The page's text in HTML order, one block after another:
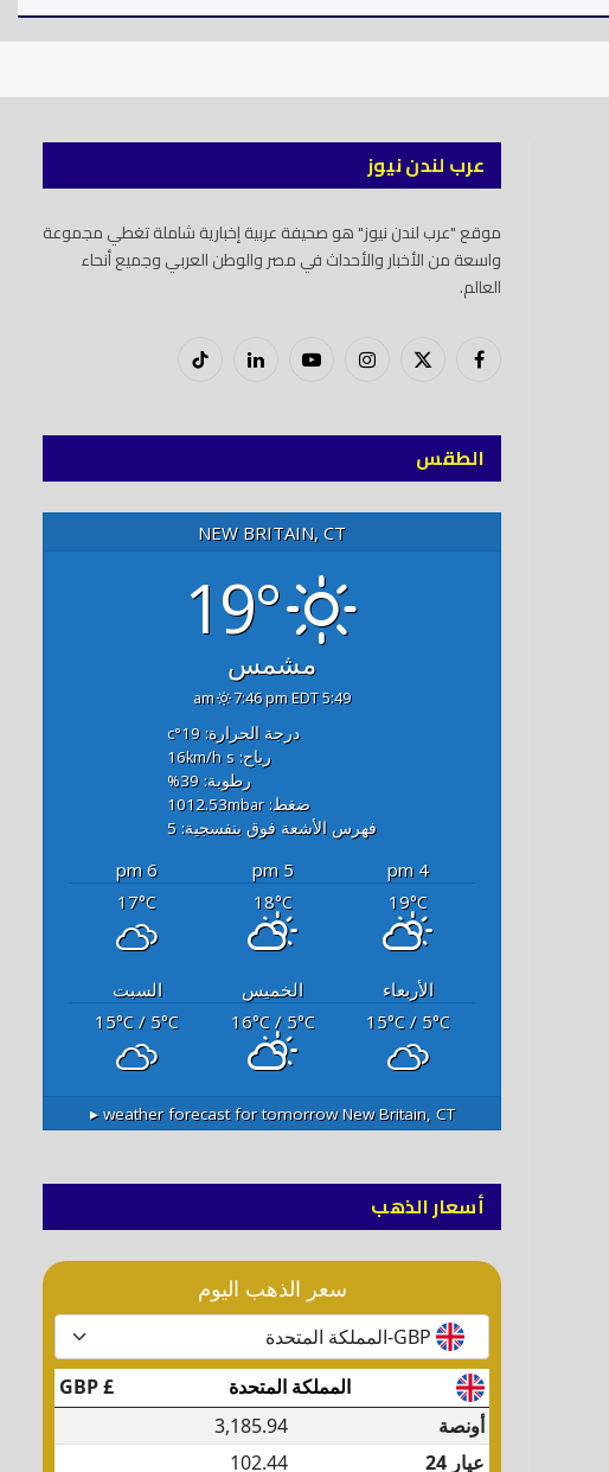
عرب لندن نيوز
موقع "عرب لندن نيوز" هو صحيفة عربية إخبارية شاملة تغطي مجموعة
واسعة من الأخبار والأحداث في مصر والوطن العربي وجميع أنحاء
العالم.
فيسبوك
X
إنستغرام يوتيوب لينكدود
تيك
الطقس
NEW BRITAIN, CT
19°
مشمس
5:49 am
7:46 pm EDT
درجة الحرارة: 19
°c
رياح: 16 km/h s
رطوبة: 39
%
ضغط: 1012.53mbar
فهرس الأشعة فوق بنفسجية: 5
4 pm
5 pm
6 pm
19°C
18°C
17°C
الأربعاء الخميس
السبت
15°C/ 5°C
16°C/ 5°C
15°C / 5°C
New Britain, CT
weather forecast for tomorrow ▸
أسعار الذهب